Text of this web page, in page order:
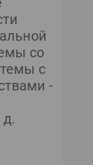
WINDOWS ИЗНУТРИ
со
с
-
д.